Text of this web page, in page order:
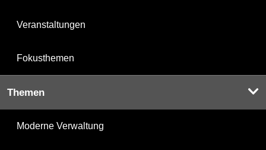
Veranstaltungen
Fokusthemen
Themen
Moderne Verwaltung